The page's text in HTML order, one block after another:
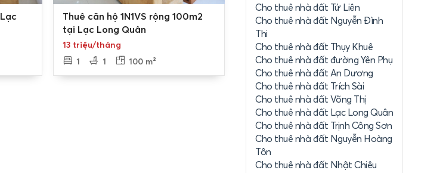
hiện đại, chứa nhiều công năng và bền cũng như
khách hàng khi thuê căn hộ chung cư.
tư chú trọng xây dựng. Nhưng tiện ích tiêu biểu
cư dân có một cuộc sống trong lành, xanh mát
cháy chữa cháy, cầu thang, hàm để xe cũng
Thuê căn hộ 1N1VS rộng 100m2
tại Lạc Long Quân
13 triệu/tháng
1
1 100 m²
Cho thuê nhà đất Tứ Liên
Cho thuê nhà đất Nguyễn Đình
Thi
Cho thuê nhà đất Thụy Khuê
Cho thuê nhà đất đường Yên Phụ
Cho thuê nhà đất An Dương
Cho thuê nhà đất Trích Sài
Cho thuê nhà đất Võng Thị
Cho thuê nhà đất Lạc Long Quân
Cho thuê nhà đất Trịnh Công Sơn
Cho thuê nhà đất Nguyễn Hoàng
Tôn
Cho thuê nhà đất Nhật Chiêu